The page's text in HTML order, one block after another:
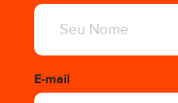
E-mail